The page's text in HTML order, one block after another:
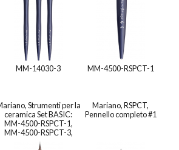
MM-14030-3
Strumenti per la
ceramica Set BASIC:
MM-4500-RSPCT-1,
MM-4500-RSPCT-3,
MM-4500-RSPCT-8R
MM-4500-RSPCT-1
Mariano, RSPCT,
Pennello completo #1